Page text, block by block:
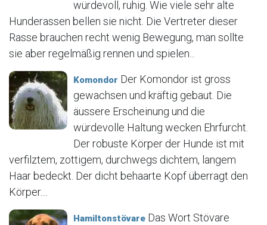
würdevoll, ruhig. Wie viele sehr alte
Hunderassen bellen sie nicht. Die Vertreter dieser
Rasse brauchen recht wenig Bewegung, man sollte
sie aber regelmäßig rennen und spielen...
Komondor Der Komondor ist gross
gewachsen und kräftig gebaut. Die
äussere Erscheinung und die
würdevolle Haltung wecken Ehrfurcht.
Der robuste Körper der Hunde ist mit
verfilztem, zottigem, durchwegs dichtem, langem
Haar bedeckt. Der dicht behaarte Kopf überragt den
Körper....
Hamiltonstövare Das Wort Stövare